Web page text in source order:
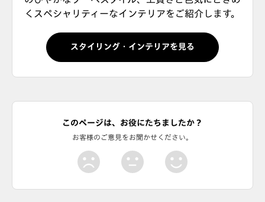
くスペシャリティーなインテリアをご紹介します。
スタイリング・インテリアを見る
このページは、お役にたちましたか？
お客様のご意見をお聞かせください。